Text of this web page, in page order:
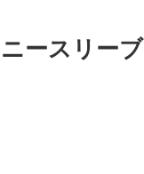
ースリーブ